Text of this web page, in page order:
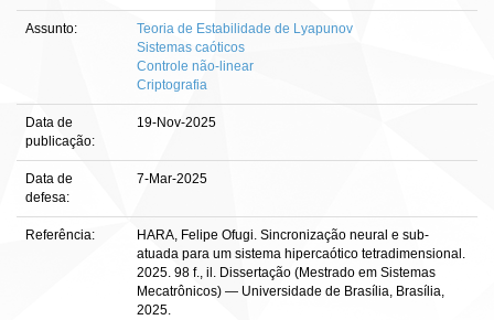
Assunto:
Teoria de Estabilidade de Lyapunov
Sistemas caóticos
Controle não-linear
Criptografia
Data de
publicação:
19-Nov-2025
Data de
defesa:
7-Mar-2025
Referência:
HARA, Felipe Ofugi. Sincronização neural e sub-
atuada para um sistema hipercaótico tetradimensional.
2025. 98 f., il. Dissertação (Mestrado em Sistemas
Mecatrônicos) — Universidade de Brasília, Brasília,
2025.